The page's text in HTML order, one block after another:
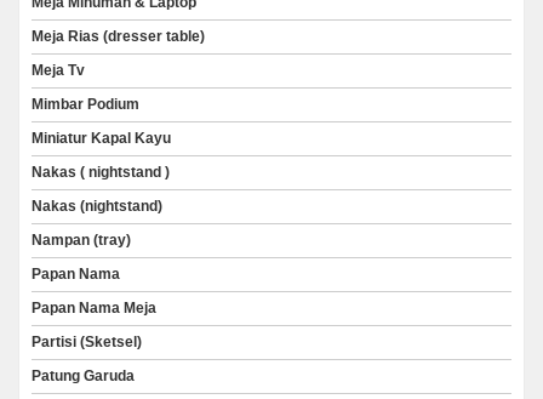
Meja Rias (dresser table)
Meja Tv
Mimbar Podium
Miniatur Kapal Kayu
Nakas ( nightstand )
Nakas (nightstand)
Nampan (tray)
Papan Nama
Papan Nama Meja
Partisi (Sketsel)
Patung Garuda